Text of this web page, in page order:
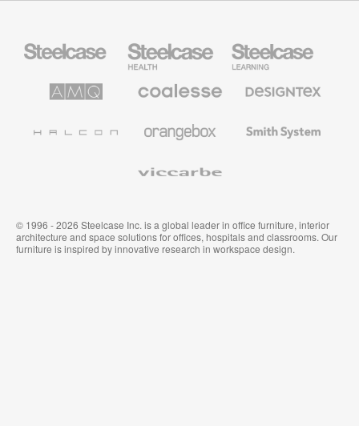
Health
Mobilier
pour
secteur
Solutions
Mobilier
Premium
Textiles
Muraux
System
© 1996 - 2026 Steelcase Inc. is a global leader in office furniture, interior
architecture and space solutions for offices, hospitals and classrooms. Our
furniture is inspired by innovative research in workspace design.